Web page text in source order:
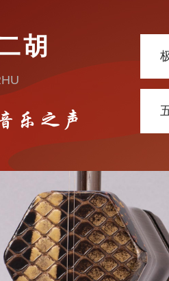
胡
乐之声